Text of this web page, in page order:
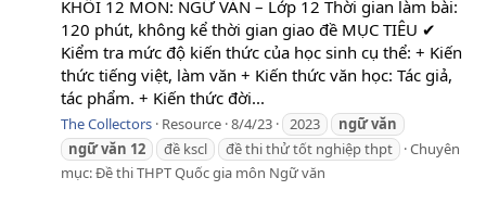
KHỐI 12 MÔN: NGỮ VĂN – Lớp 12 Thời gian làm bài:
120 phút, không kể thời gian giao đề MỤC TIÊU ✔
Kiểm tra mức độ kiến thức của học sinh cụ thể: + Kiến
thức tiếng việt, làm văn + Kiến thức văn học: Tác giả,
tác phẩm. + Kiến thức đời...
The Collectors Resource 8/4/23 2023 ngữvăn
ngữvăn 12 đề kscl đề thi thử tốt nghiệp thpt
Chuyên
mục:Đề thi THPT Quốc gia môn Ngữ văn